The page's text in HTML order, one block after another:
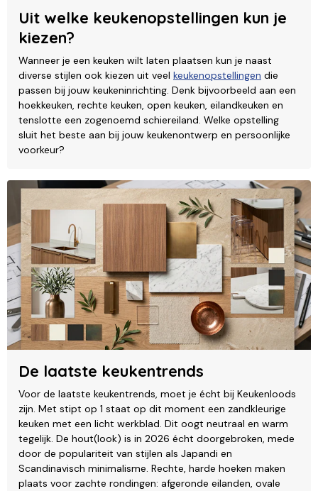
Uit welke keukenopstellingen kun je
kiezen?
Wanneer je een keuken wilt laten plaatsen kun je naast
diverse stijlen ook kiezen uit veel keukenopstellingen die
passen bij jouw keukeninrichting. Denk bijvoorbeeld aan een
hoekkeuken, rechte keuken, open keuken, eilandkeuken en
tenslotte een zogenoemd schiereiland. Welke opstelling
sluit het beste aan bij jouw keukenontwerp en persoonlijke
voorkeur?
De laatste keukentrends
Voor de laatste keukentrends, moet je écht bij Keukenloods
zijn. Met stipt op 1 staat op dit moment een zandkleurige
keuken met een licht werkblad. Dit oogt neutraal en warm
tegelijk. De hout(look) is in 2026 écht doorgebroken, mede
door de populariteit van stijlen als Japandi en
Scandinavisch minimalisme. Rechte, harde hoeken maken
plaats voor zachte rondingen: afgeronde eilanden, ovale